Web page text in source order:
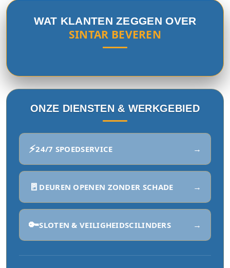
WAT KLANTEN ZEGGEN OVER
SINTAR BEVEREN
ONZE DIENSTEN & WERKGEBIED
⚡24/7 SPOEDSERVICE →
🚪 DEUREN OPENEN ZONDER SCHADE →
🔑SLOTEN & VEILIGHEIDSCILINDERS →